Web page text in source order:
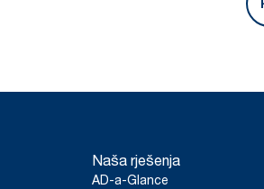
Naša rješenja
AD-a-Glance